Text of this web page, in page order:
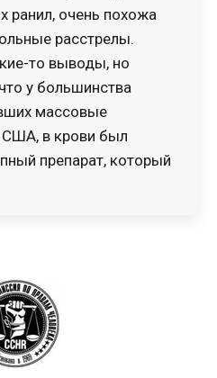
ранил, очень похожа
расстрелы.
то выводы, но
у большинства
массовые
США, в крови был
препарат, который